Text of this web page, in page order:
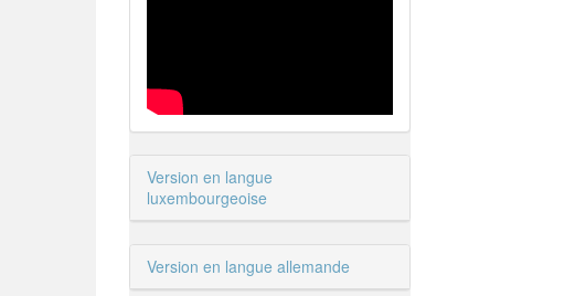
Version en langue
luxembourgeoise
Version en langue allemande